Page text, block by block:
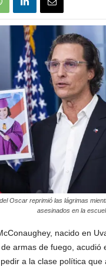
Oscar reprimió las lágrimas
asesinados en la
nacido en
armas de fuego, acudió
a la clase política que